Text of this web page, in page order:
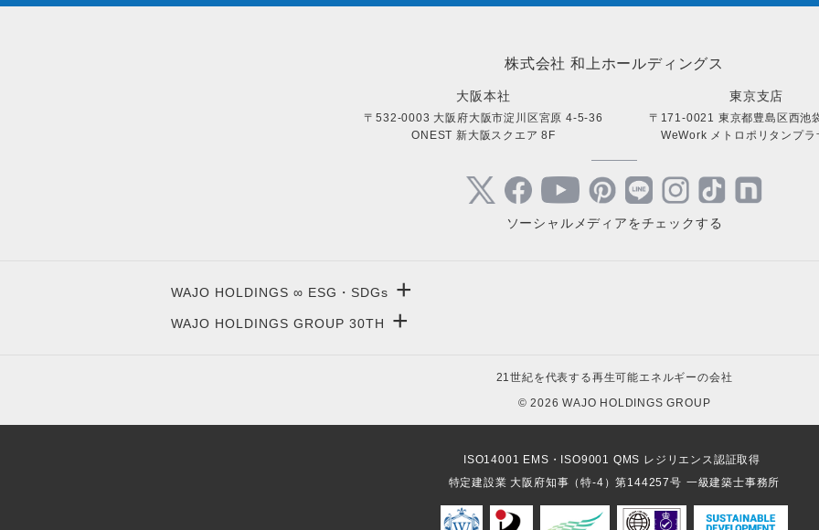
株式会社 和上ホールディングス
大阪本社
〒532-0003 大阪府大阪市淀川区宮原 4-5-36
ONEST 新大阪スクエア 8F
東京支店
〒171-0021 東京都豊島区西池
WeWork メトロポリタンプラ
ソーシャルメディアをチェックする
WAJO HOLDINGS ∞ ESG・SDGs +
新サービスサイト
- オンライン個別相談
- 販売パートナー募集
- 再エネジャーナル
- NonFIT自
- FIT制度か
- パワコン
WAJO HOLDINGS GROUP 30TH +
- 太陽光発電所の部材販売
- 太陽光発電所のメンテナンス
- 太陽光メンテナンス業者一括査定
- ソーラー
- 住宅用太
- Cひかり
21世紀を代表する再生可能エネルギーの会社
© 2026 WAJO HOLDINGS GROUP
ISO14001 EMS・ISO9001 QMS レジリエンス認証取得
特定建設業 大阪府知事（特-4）第144257号 一級建築士事務所